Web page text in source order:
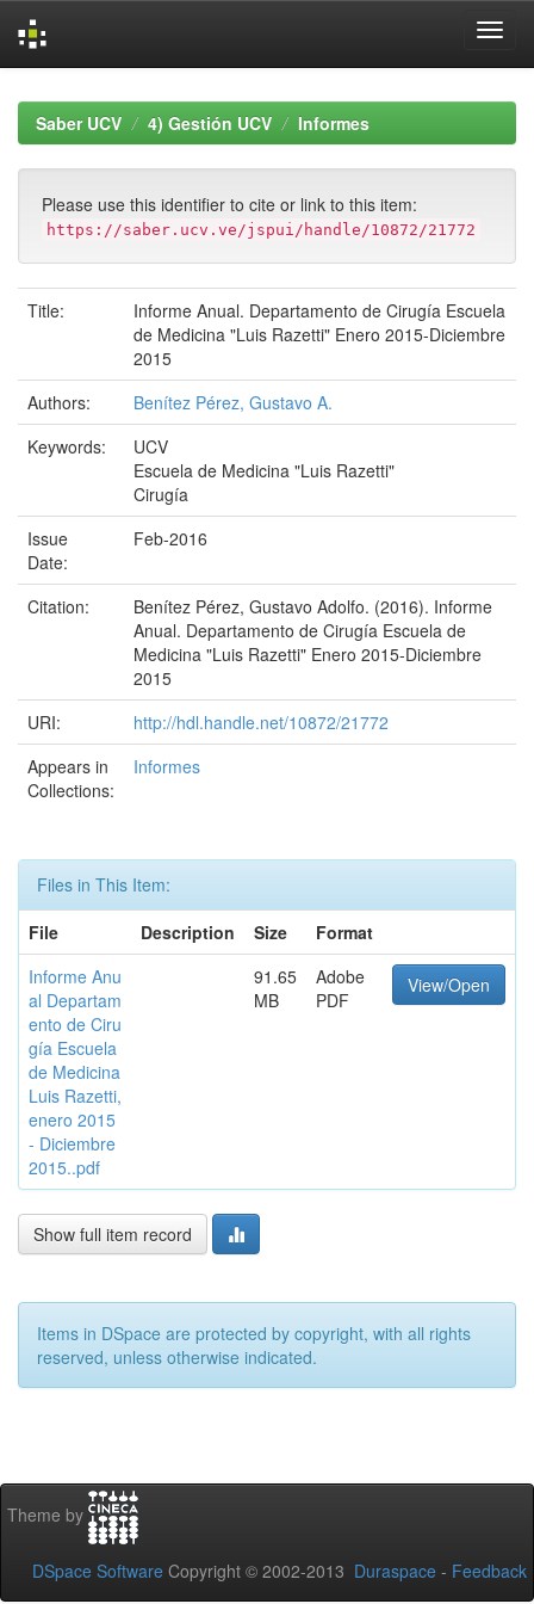
navigationSaber UCV 4) Gestión UCV Informes
Please use this identifier to cite or link to this item:
https://saber.ucv.ve/jspui/handle/10872/21772
Title:
Informe Anual. Departamento de Cirugía Escuela
de Medicina "Luis Razetti" Enero 2015-Diciembre
2015
Authors:
Benítez Pérez, Gustavo A.
Keywords:
UCV
Escuela de Medicina "Luis Razetti"
Cirugía
Issue
Date:
Feb-2016
Citation:
Benítez Pérez, Gustavo Adolfo. (2016). Informe
Anual. Departamento de Cirugía Escuela de
Medicina "Luis Razetti" Enero 2015-Diciembre
2015
URI:
http://hdl.handle.net/10872/21772
Appears in
Collections:
Informes
Files in This Item:
File
Description Size
Format
Informe Anu
al Departam
ento de Ciru
gía Escuela
de Medicina
Luis Razetti,
enero 2015
- Diciembre
2015..pdf
91.65
MB
Adobe
PDF
View/Open
Show full item record
Items in DSpace are protected by copyright, with all rights
reserved, unless otherwise indicated.
Theme by
DSpace Software Copyright © 2002-2013 Duraspace - Feedback